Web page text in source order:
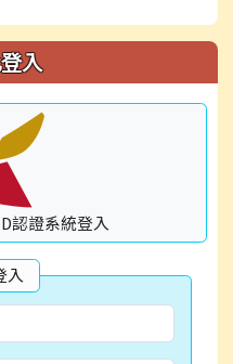
入
認證系統登入
入